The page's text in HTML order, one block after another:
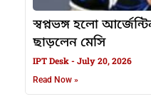
স্বপ্নভঙ্গ হলো
ছাড়লেন মেসি
IPT Desk July 20, 2026
Read Now »